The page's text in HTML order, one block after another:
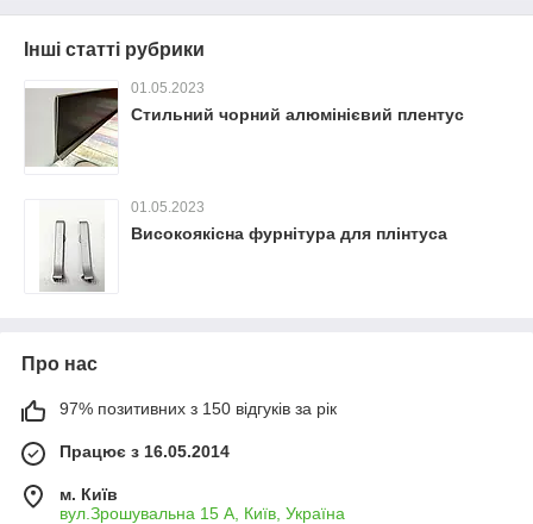
Інші статті рубрики
01.05.2023
Стильний чорний алюмінієвий плентус
01.05.2023
Високоякісна фурнітура для плінтуса
Про нас
97% позитивних з 150 відгуків за рік
Працює з 16.05.2014
м. Київ
вул.Зрошувальна 15 А, Київ, Україна